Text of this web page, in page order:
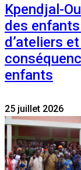
Kpendjal-
des
d’ateliers
enfants
25 juillet 2026